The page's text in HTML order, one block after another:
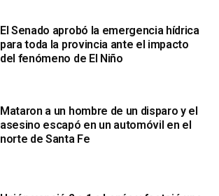
El Senado aprobó la emergencia hídrica
para toda la provincia ante el impacto
del fenómeno de El Niño
Mataron a un hombre de un disparo y el
asesino escapó en un automóvil en el
norte de Santa Fe